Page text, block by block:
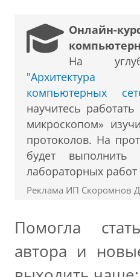
Онлайн-
На
"Архитектура
компьютерных
научитесь
микроскопом»
протоколов. На
будет выполнить
лабораторных
Реклама ИП Скоромнов
Помогла
автора и